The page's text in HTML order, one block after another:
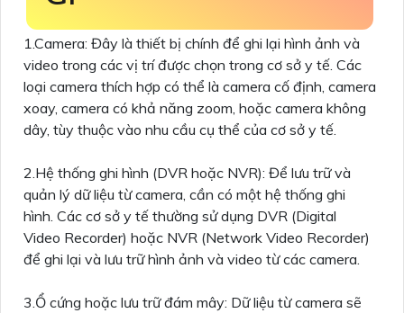
1.Camera: Đây là thiết bị chính để ghi lại hình ảnh và
video trong các vị trí được chọn trong cơ sở y tế. Các
loại camera thích hợp có thể là camera cố định, camera
xoay, camera có khả năng zoom, hoặc camera không
dây, tùy thuộc vào nhu cầu cụ thể của cơ sở y tế.
2.Hệ thống ghi hình (DVR hoặc NVR): Để lưu trữ và
quản lý dữ liệu từ camera, cần có một hệ thống ghi
hình. Các cơ sở y tế thường sử dụng DVR (Digital
Video Recorder) hoặc NVR (Network Video Recorder)
để ghi lại và lưu trữ hình ảnh và video từ các camera.
3.Ổ cứng hoặc lưu trữ đám mây: Dữ liệu từ camera sẽ